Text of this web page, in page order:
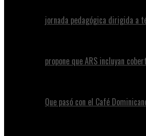
jornada pedagógica dirigida a
propone que ARS incluyan
Que pasó con el Café